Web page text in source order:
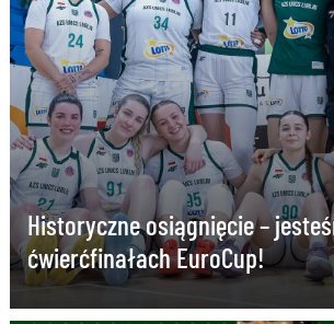
Historyczne osiągnięcie –
ćwierćfinałach EuroCup!